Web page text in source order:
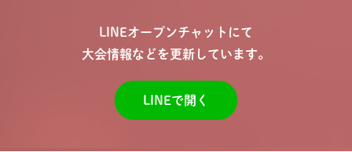
LINEオープンチャットにて
大会情報などを更新しています。
LINEで開く